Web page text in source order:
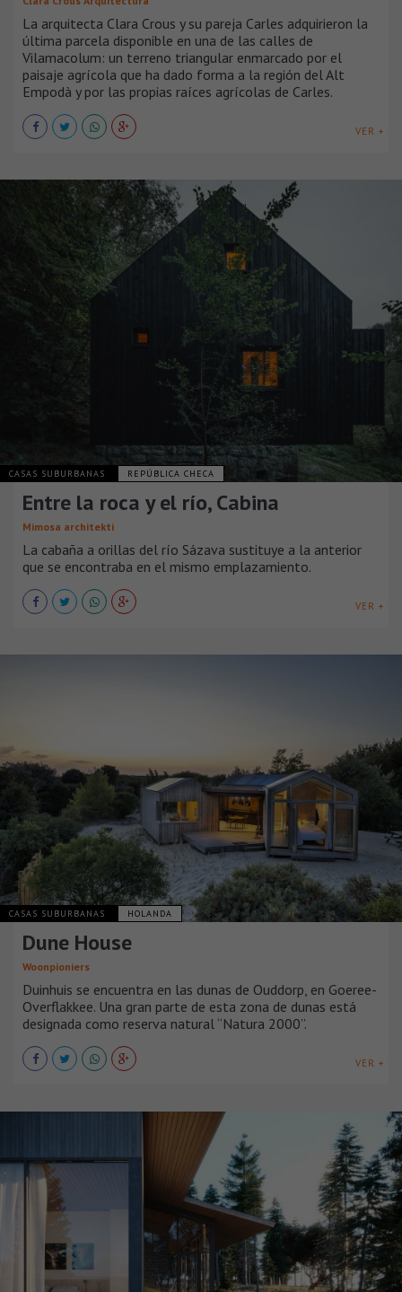
La arquitecta Clara Crous y su pareja Carles adquirieron la
última parcela disponible en una de las calles de
Vilamacolum: un terreno triangular enmarcado por el
paisaje agrícola que ha dado forma a la región del Alt
Empodà y por las propias raíces agrícolas de Carles.
VER +
CASAS SUBURBANAS REPÚBLICA CHECA
Entre la roca y el río, Cabina
Mimosa architekti
La cabaña a orillas del río Sázava sustituye a la anterior
que se encontraba en el mismo emplazamiento.
VER +
CASAS SUBURBANAS HOLANDA
Dune House
Woonpioniers
Duinhuis se encuentra en las dunas de Ouddorp, en Goeree-
Overflakkee. Una gran parte de esta zona de dunas está
designada como reserva natural “Natura 2000”.
VER +